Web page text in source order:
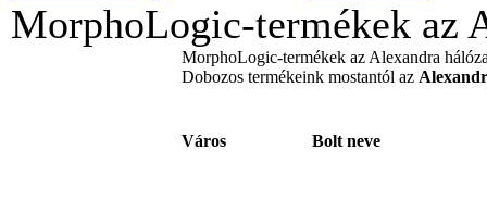
MorphoLogic-termékek az
MorphoLogic-termékek az Alexandra
Dobozos termékeink mostantól az
Város Bolt neve